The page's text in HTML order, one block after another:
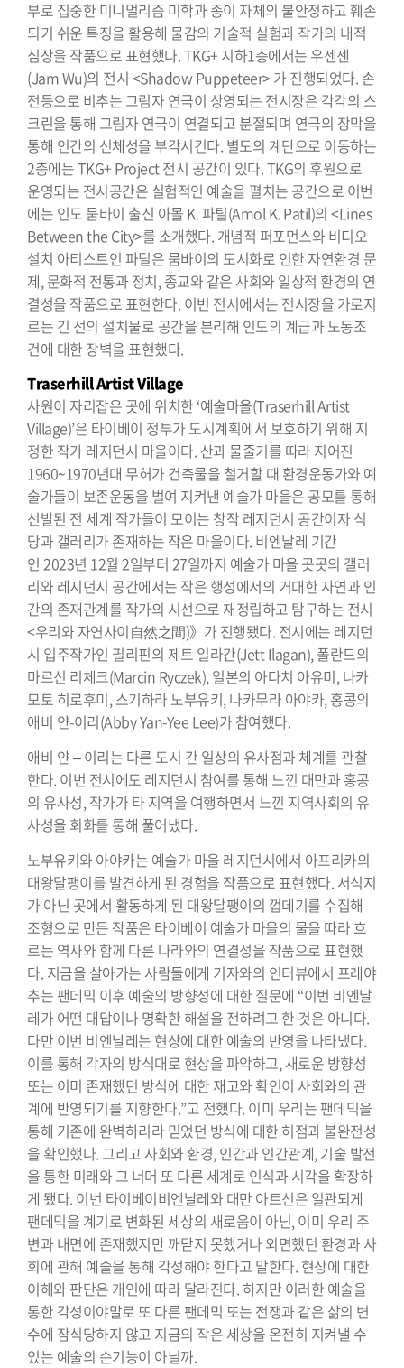
부로 집중한 미니멀리즘 미학과 종이 자체의 불안정하고 훼손
되기 쉬운 특징을 활용해 물감의 기술적 실험과 작가의 내적
심상을 작품으로 표현했다. TKG+ 지하1층에서는 우젠젠
(Jam Wu)의 전시 <Shadow Puppeteer> 가 진행되었다. 손
전등으로 비추는 그림자 연극이 상영되는 전시장은 각각의 스
크린을 통해 그림자 연극이 연결되고 분절되며 연극의 장막을
통해 인간의 신체성을 부각시킨다. 별도의 계단으로 이동하는
2층에는 TKG+ Project 전시 공간이 있다. TKG의 후원으로
운영되는 전시공간은 실험적인 예술을 펼치는 공간으로 이번
에는 인도 뭄바이 출신 아몰 K. 파틸(Amol K. Patil)의 <Lines
Between the City>를 소개했다. 개념적 퍼포먼스와 비디오
설치 아티스트인 파틸은 뭄바이의 도시화로 인한 자연환경 문
제, 문화적 전통과 정치, 종교와 같은 사회와 일상적 환경의 연
결성을 작품으로 표현한다. 이번 전시에서는 전시장을 가로지
르는 긴 선의 설치물로 공간을 분리해 인도의 계급과 노동조
건에 대한 장벽을 표현했다.
Traserhill Artist Village
사원이 자리잡은 곳에 위치한 ‘예술마을(Traserhill Artist
Village)’은 타이베이 정부가 도시계획에서 보호하기 위해 지
정한 작가 레지던시 마을이다. 산과 물줄기를 따라 지어진
1960~1970년대 무허가 건축물을 철거할 때 환경운동가와 예
술가들이 보존운동을 벌여 지켜낸 예술가 마을은 공모를 통해
선발된 전 세계 작가들이 모이는 창작 레지던시 공간이자 식
당과 갤러리가 존재하는 작은 마을이다. 비엔날레 기간
인 2023년 12월 2일부터 27일까지 예술가 마을 곳곳의 갤러
리와 레지던시 공간에서는 작은 행성에서의 거대한 자연과 인
간의 존재관계를 작가의 시선으로 재정립하고 탐구하는 전시
<우리와 자연사이自然之間)》가 진행됐다. 전시에는 레지던
시 입주작가인 필리핀의 제트 일라간(Jett Ilagan), 폴란드의
마르신 리체크(Marcin Ryczek), 일본의 아다치 아유미, 나카
모토 히로후미, 스기하라 노부유키, 나카무라 아야카, 홍콩의
애비 얀-이리(Abby Yan-Yee Lee)가 참여했다.
애비 얀 – 이리는 다른 도시 간 일상의 유사점과 체계를 관찰
한다. 이번 전시에도 레지던시 참여를 통해 느낀 대만과 홍콩
의 유사성, 작가가 타 지역을 여행하면서 느낀 지역사회의 유
사성을 회화를 통해 풀어냈다.
노부유키와 아야카는 예술가 마을 레지던시에서 아프리카의
대왕달팽이를 발견하게 된 경험을 작품으로 표현했다. 서식지
가 아닌 곳에서 활동하게 된 대왕달팽이의 껍데기를 수집해
조형으로 만든 작품은 타이베이 예술가 마을의 물을 따라 흐
르는 역사와 함께 다른 나라와의 연결성을 작품으로 표현했
다. 지금을 살아가는 사람들에게 기자와의 인터뷰에서 프레야
추는 팬데믹 이후 예술의 방향성에 대한 질문에 “이번 비엔날
레가 어떤 대답이나 명확한 해설을 전하려고 한 것은 아니다.
다만 이번 비엔날레는 현상에 대한 예술의 반영을 나타냈다.
이를 통해 각자의 방식대로 현상을 파악하고, 새로운 방향성
또는 이미 존재했던 방식에 대한 재고와 확인이 사회와의 관
계에 반영되기를 지향한다.”고 전했다. 이미 우리는 팬데믹을
통해 기존에 완벽하리라 믿었던 방식에 대한 허점과 불완전성
을 확인했다. 그리고 사회와 환경, 인간과 인간관계, 기술 발전
을 통한 미래와 그 너머 또 다른 세계로 인식과 시각을 확장하
게 됐다. 이번 타이베이비엔날레와 대만 아트신은 일관되게
팬데믹을 계기로 변화된 세상의 새로움이 아닌, 이미 우리 주
변과 내면에 존재했지만 깨닫지 못했거나 외면했던 환경과 사
회에 관해 예술을 통해 각성해야 한다고 말한다. 현상에 대한
이해와 판단은 개인에 따라 달라진다. 하지만 이러한 예술을
통한 각성이야말로 또 다른 팬데믹 또는 전쟁과 같은 삶의 변
수에 잠식당하지 않고 지금의 작은 세상을 온전히 지켜낼 수
있는 예술의 순기능이 아닐까.